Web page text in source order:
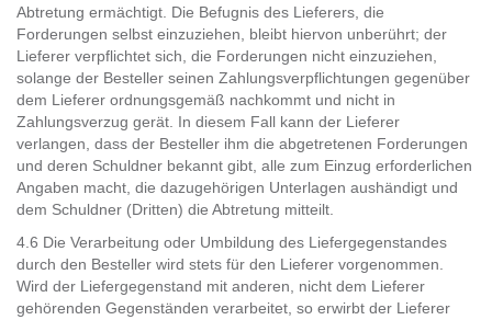
Abtretung ermächtigt. Die Befugnis des Lieferers, die
Forderungen selbst einzuziehen, bleibt hiervon unberührt; der
Lieferer verpflichtet sich, die Forderungen nicht einzuziehen,
solange der Besteller seinen Zahlungsverpflichtungen gegenüber
dem Lieferer ordnungsgemäß nachkommt und nicht in
Zahlungsverzug gerät. In diesem Fall kann der Lieferer
verlangen, dass der Besteller ihm die abgetretenen Forderungen
und deren Schuldner bekannt gibt, alle zum Einzug erforderlichen
Angaben macht, die dazugehörigen Unterlagen aushändigt und
dem Schuldner (Dritten) die Abtretung mitteilt.
4.6 Die Verarbeitung oder Umbildung des Liefergegenstandes
durch den Besteller wird stets für den Lieferer vorgenommen.
Wird der Liefergegenstand mit anderen, nicht dem Lieferer
gehörenden Gegenständen verarbeitet, so erwirbt der Lieferer